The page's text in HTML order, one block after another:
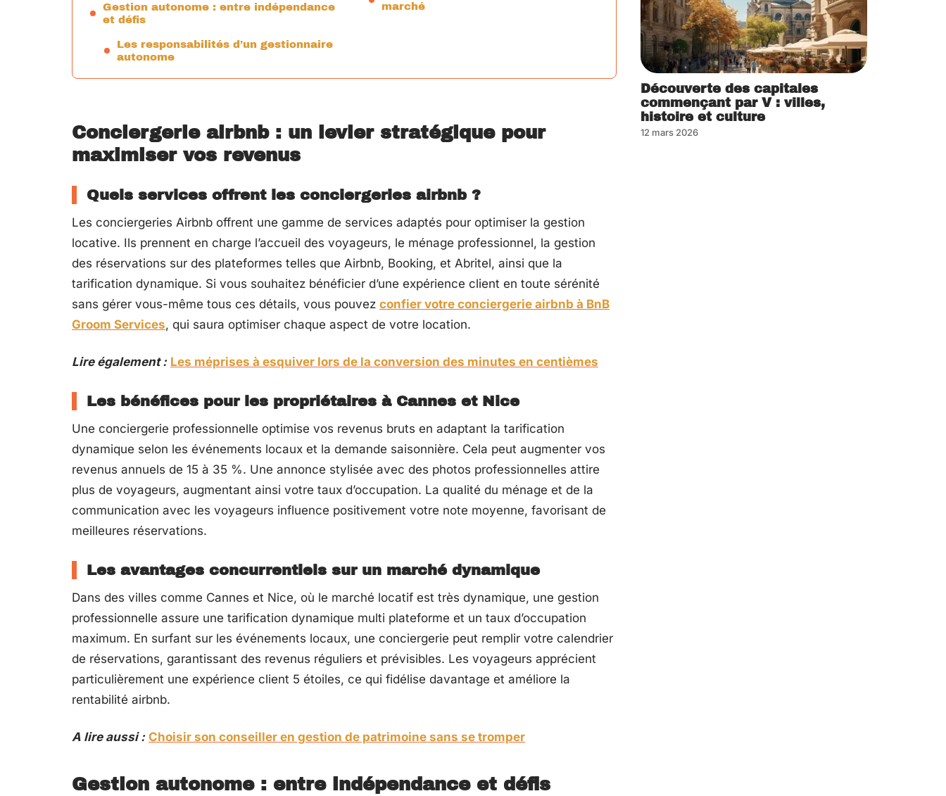
Gestion autonome : entre indépendance
et défis
Les responsabilités d’un gestionnaire
autonome
marché
Conciergerie airbnb : un levier stratégique pour
maximiser vos revenus
Quels services offrent les conciergeries airbnb ?
Les conciergeries Airbnb offrent une gamme de services adaptés pour optimiser la gestion
locative. Ils prennent en charge l’accueil des voyageurs, le ménage professionnel, la gestion
des réservations sur des plateformes telles que Airbnb, Booking, et Abritel, ainsi que la
tarification dynamique. Si vous souhaitez bénéficier d’une expérience client en toute sérénité
sans gérer vous-même tous ces détails, vous pouvez confier votre conciergerie airbnb à BnB
Groom Services, qui saura optimiser chaque aspect de votre location.
Lire également : Les méprises à esquiver lors de la conversion des minutes en centièmes
Les bénéfices pour les propriétaires à Cannes et Nice
Une conciergerie professionnelle optimise vos revenus bruts en adaptant la tarification
dynamique selon les événements locaux et la demande saisonnière. Cela peut augmenter vos
revenus annuels de 15 à 35 %. Une annonce stylisée avec des photos professionnelles attire
plus de voyageurs, augmentant ainsi votre taux d’occupation. La qualité du ménage et de la
communication avec les voyageurs influence positivement votre note moyenne, favorisant de
meilleures réservations.
Les avantages concurrentiels sur un marché dynamique
Dans des villes comme Cannes et Nice, où le marché locatif est très dynamique, une gestion
professionnelle assure une tarification dynamique multi plateforme et un taux d’occupation
maximum. En surfant sur les événements locaux, une conciergerie peut remplir votre calendrier
de réservations, garantissant des revenus réguliers et prévisibles. Les voyageurs apprécient
particulièrement une expérience client 5 étoiles, ce qui fidélise davantage et améliore la
rentabilité airbnb.
A lire aussi : Choisir son conseiller en gestion de patrimoine sans se tromper
Gestion autonome : entre indépendance et défis
Découverte des capitales
commençant par V : villes,
histoire et culture
12 mars 2026